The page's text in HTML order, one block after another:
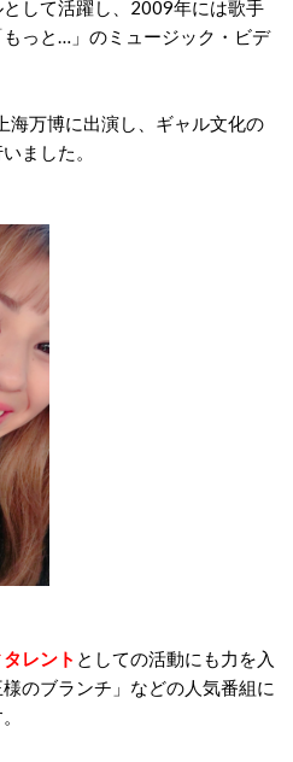
して活躍し、2009年には歌手
っと…」のミュージック・ビデ
海万博に出演し、ギャル文化の
ました。
レント としての活動にも力を入
のブランチ」などの人気番組に